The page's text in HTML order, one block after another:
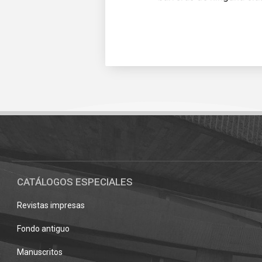
Pié
CATÁLOGOS ESPECIALES
Revistas impresas
Fondo antiguo
Manuscritos